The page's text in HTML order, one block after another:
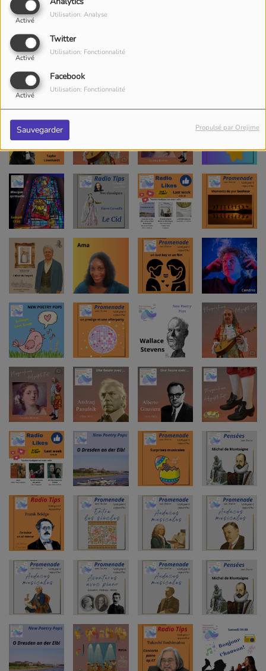
Activé
Utilisation: Analyse
Twitter
Activé
Utilisation: Fonctionnalité
Facebook
Activé
Utilisation: Fonctionnalité
Sauvegarder Propulsé par Orejime